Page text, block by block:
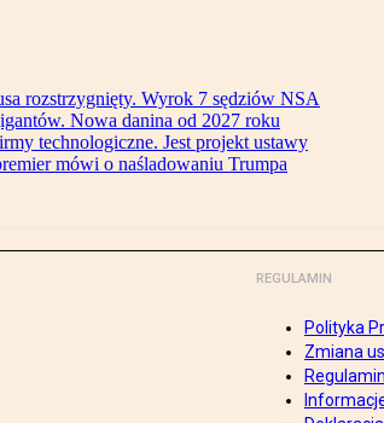
rozstrzygnięty. Wyrok 7 sędziów NSA
Nowa danina od 2027 roku
technologiczne. Jest projekt ustawy
mówi o naśladowaniu Trumpa
REGULAMIN
Polityka
Zmiana